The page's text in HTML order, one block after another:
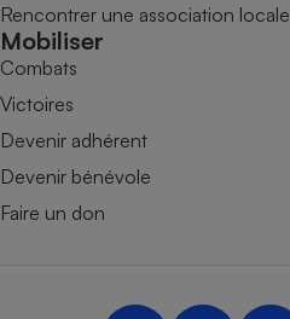
Rencontrer une association locale
Mobiliser
Combats
Victoires
Devenir adhérent
Devenir bénévole
Faire un don